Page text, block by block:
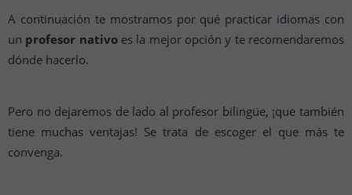
A continuación te mostramos por qué practicar idiomas con
un profesor nativoes la mejor opción y te recomendaremos
dónde hacerlo.
Pero no dejaremos de lado al profesor bilingüe, ¡que también
tiene muchas ventajas! Se trata de escoger el que más te
convenga.